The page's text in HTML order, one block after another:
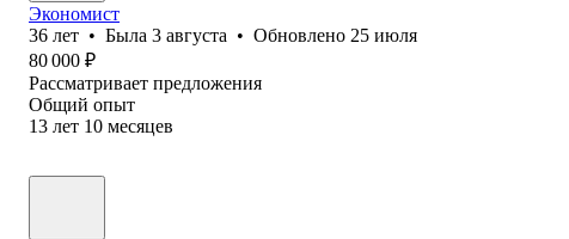
Экономист
36 лет • Была 3 августа • Обновлено 25 июля
80 000 ₽
Рассматривает предложения
Общий опыт
13 лет 10 месяцев